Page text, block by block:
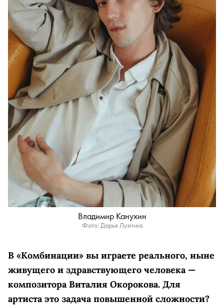
Владимир Канухин
Фото: Дарья Лузгина
В «Комбинации» вы играете реального, ныне
живущего и здравствующего человека —
композитора Виталия Окорокова. Для
артиста это задача повышенной сложности?